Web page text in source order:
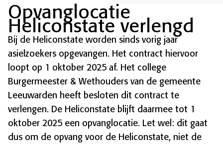
Opvanglocatie
Heliconstate verlengd
Bij de Heliconstate worden sinds vorig jaar
asielzoekers opgevangen. Het contract hiervoor
loopt op 1 oktober 2025 af. Het college
Burgermeester & Wethouders van de gemeente
Leeuwarden heeft besloten dit contract te
verlengen. De Heliconstate blijft daarmee tot 1
oktober 2025 een opvanglocatie. Let wel: dit gaat
dus om de opvang voor de Heliconstate, niet de